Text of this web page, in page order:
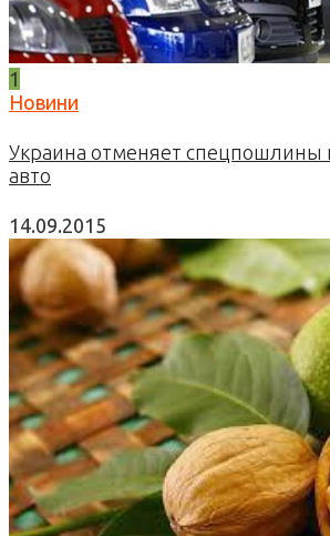
1
Новини
Украина отменяет спецпошлины
авто
14.09.2015